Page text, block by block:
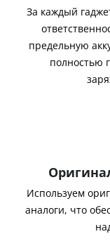
За каждый
предельную
полностью
Используем
аналоги, что